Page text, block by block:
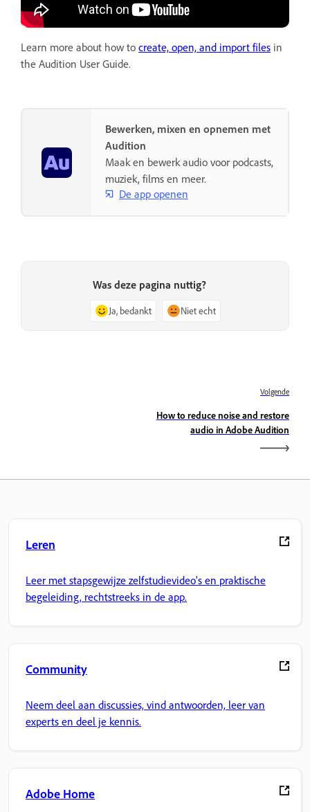
Learn more about how to create, open, and import files in
the Audition User Guide.
Bewerken, mixen en opnemen met
Audition
Maak en bewerk audio voor podcasts,
muziek, films en meer.
De app openen
Was deze pagina nuttig?
Ja, bedankt Niet echt
Volgende
How to reduce noise and restore
audio in Adobe Audition
Leren
Leer met stapsgewijze zelfstudievideo's en praktische
begeleiding, rechtstreeks in de app.
Community
Neem deel aan discussies, vind antwoorden, leer van
experts en deel je kennis.
Adobe Home